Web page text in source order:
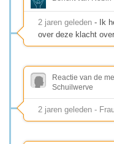
2 jaren geleden - Ik
over deze klacht
Reactie van de
Schuilwerve
2 jaren geleden -